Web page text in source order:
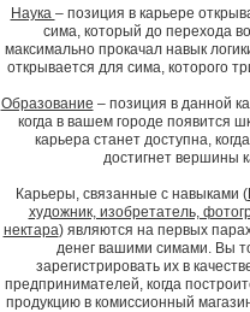
Наука – позиция в карьере
сима, который до перехода
максимально прокачал навык
открывается для сима, которого
Образование – позиция в данной
когда в вашем городе появится
карьера станет доступна,
достигнет вершины
Карьеры, связанные с навыками (
художник, изобретатель,
нектара) являются на первых
денег вашими симами. Вы
зарегистрировать их в
предпринимателей, когда
продукцию в комиссионный